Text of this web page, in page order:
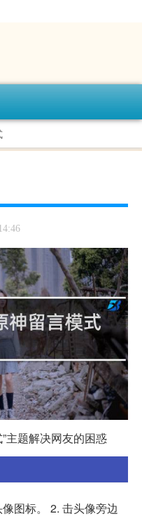
主题解决网友的困惑
图标。 2. 击头像旁边